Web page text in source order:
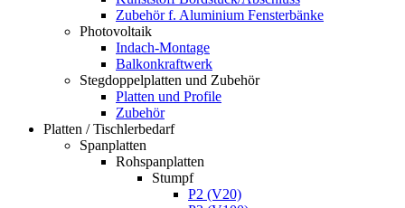
Zubehör f. Aluminium Fensterbänke
Photovoltaik
Indach-Montage
Balkonkraftwerk
Stegdoppelplatten und Zubehör
Platten und Profile
Zubehör
Platten / Tischlerbedarf
Spanplatten
Rohspanplatten
Stumpf
P2 (V20)